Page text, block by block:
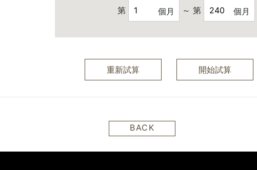
第 個月 ～ 第 個月
重新試算 開始試算
BACK